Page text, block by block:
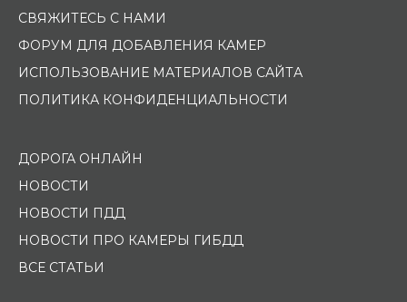
СВЯЖИТЕСЬ С НАМИ
ФОРУМ ДЛЯ ДОБАВЛЕНИЯ КАМЕР
ИСПОЛЬЗОВАНИЕ МАТЕРИАЛОВ САЙТА
ПОЛИТИКА КОНФИДЕНЦИАЛЬНОСТИ
ДОРОГА ОНЛАЙН
НОВОСТИ
НОВОСТИ ПДД
НОВОСТИ ПРО КАМЕРЫ ГИБДД
ВСЕ СТАТЬИ